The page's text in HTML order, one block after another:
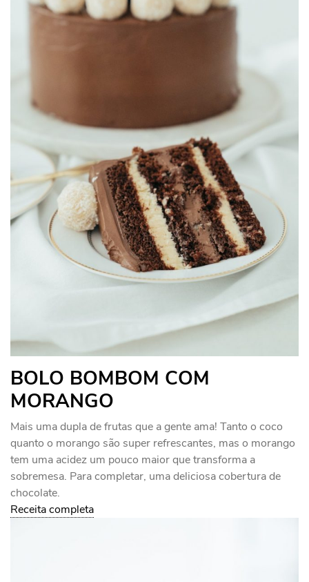
BOLO BOMBOM COM
MORANGO
Mais uma dupla de frutas que a gente ama! Tanto o coco
quanto o morango são super refrescantes, mas o morango
tem uma acidez um pouco maior que transforma a
sobremesa. Para completar, uma deliciosa cobertura de
chocolate.
Receita completa